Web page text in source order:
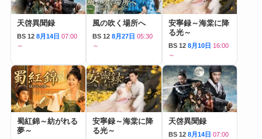
天啓異聞録
BS 12 8月14日 07:00
～
風の吹く場所へ
BS 12 8月27日 05:30
～
安寧録～海棠に降
る光～
BS 12 8月10日 16:00
～
蜀紅錦～紡がれる
夢～
安寧録～海棠に降
る光～
天啓異聞録
BS 12 8月14日 07:00